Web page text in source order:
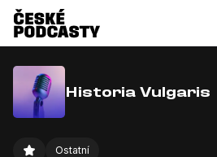
Historia Vulgaris
Ostatní